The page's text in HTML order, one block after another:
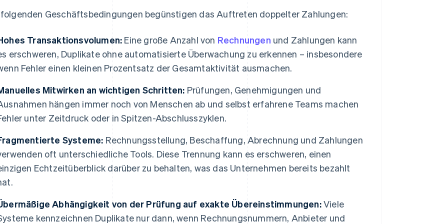
Geschäftsbedingungen begünstigen das Auftreten doppelter Zahlungen:
Transaktionsvolumen: Eine große Anzahl von Rechnungen und Zahlungen kann
erschweren, Duplikate ohne automatisierte Überwachung zu erkennen – insbesondere
Fehler einen kleinen Prozentsatz der Gesamtaktivität ausmachen.
Mitwirken an wichtigen Schritten: Prüfungen, Genehmigungen und
hängen immer noch von Menschen ab und selbst erfahrene Teams machen
unter Zeitdruck oder in Spitzen-Abschlusszyklen.
Systeme: Rechnungsstellung, Beschaffung, Abrechnung und Zahlungen
oft unterschiedliche Tools. Diese Trennung kann es erschweren, einen
Echtzeitüberblick darüber zu behalten, was das Unternehmen bereits bezahlt
Abhängigkeit von der Prüfung auf exakte Übereinstimmungen:Viele
kennzeichnen Duplikate nur dann, wenn Rechnungsnummern, Anbieter und